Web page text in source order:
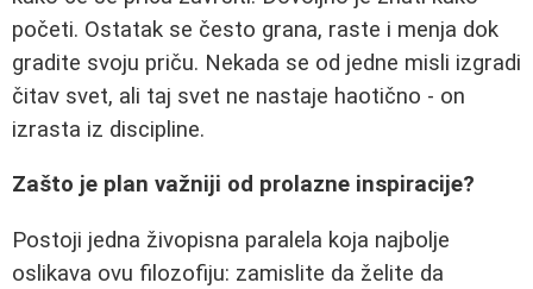
početi. Ostatak se često grana, raste i menja dok
gradite svoju priču. Nekada se od jedne misli izgradi
čitav svet, ali taj svet ne nastaje haotično - on
izrasta iz discipline.
Zašto je plan važniji od prolazne inspiracije?
Postoji jedna živopisna paralela koja najbolje
oslikava ovu filozofiju: zamislite da želite da